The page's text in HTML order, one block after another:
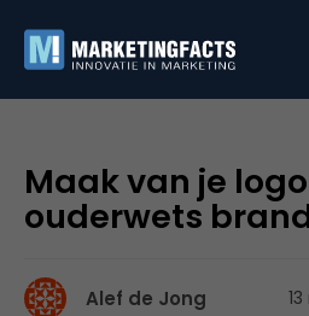
Maak van je
ouderwets
Alef de Jong